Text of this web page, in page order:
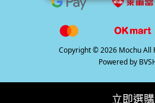
立即選購
Copyright © 2026 Mochu All
Powered by